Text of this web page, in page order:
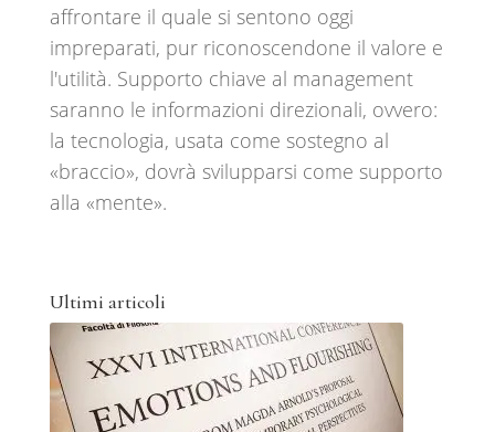
affrontare il quale si sentono oggi
impreparati, pur riconoscendone il valore e
l'utilità. Supporto chiave al management
saranno le informazioni direzionali, ovvero:
la tecnologia, usata come sostegno al
«braccio», dovrà svilupparsi come supporto
alla «mente».
Ultimi articoli